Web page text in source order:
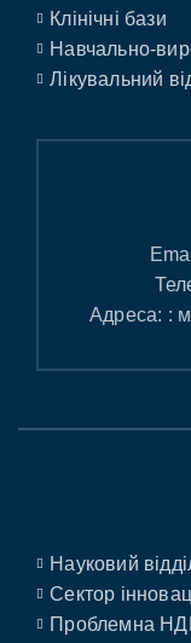
Клінічні бази
Навчально-
Лікувальний
Адреса: :
Науковий
Сектор
Проблемна